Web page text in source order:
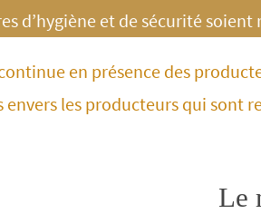
d’hygiène et de sécurité soient
en présence des
envers les producteurs qui sont
Le